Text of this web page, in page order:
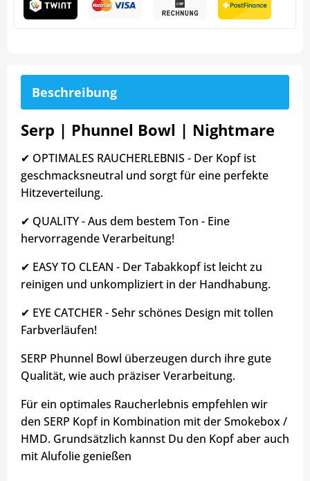
Beschreibung
Serp | Phunnel Bowl | Nightmare
✔ OPTIMALES RAUCHERLEBNIS - Der Kopf ist
geschmacksneutral und sorgt für eine perfekte
Hitzeverteilung.
✔ QUALITY - Aus dem bestem Ton - Eine
hervorragende Verarbeitung!
✔ EASY TO CLEAN - Der Tabakkopf ist leicht zu
reinigen und unkompliziert in der Handhabung.
✔ EYE CATCHER - Sehr schönes Design mit tollen
Farbverläufen!
SERP Phunnel Bowl überzeugen durch ihre gute
Qualität, wie auch präziser Verarbeitung.
Für ein optimales Raucherlebnis empfehlen wir
den SERP Kopf in Kombination mit der Smokebox /
HMD. Grundsätzlich kannst Du den Kopf aber auch
mit Alufolie genießen